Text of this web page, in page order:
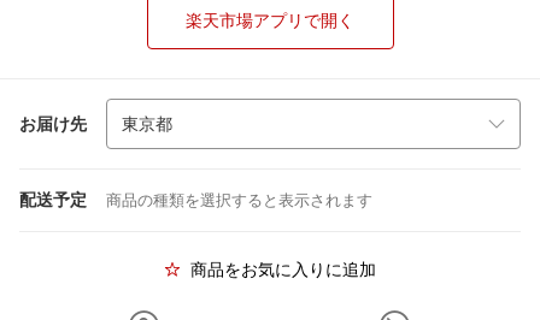
楽天市場アプリで開く
お届け先
配送予定 商品の種類を選択すると表示されます
商品をお気に入りに追加